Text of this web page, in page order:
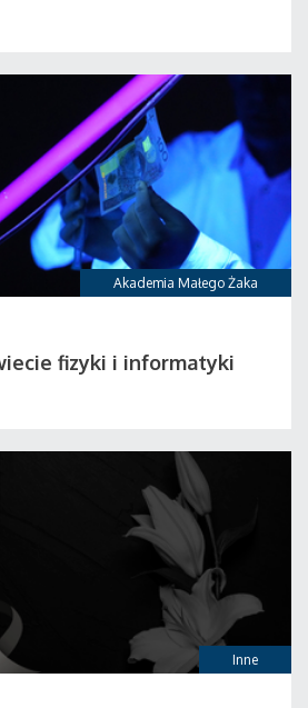
Akademia Małego Żaka
fizyki i informatyki
Inne